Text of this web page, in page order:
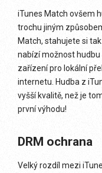
iTunes Match ovšem
trochu jiným
Match, stahujete si
nabízí možnost
zařízení pro lokální
internetu. Hudba z
vyšší kvalitě, než je
první výhodu!
DRM ochrana
Velký rozdíl mezi